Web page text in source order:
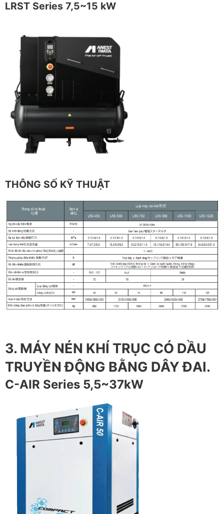
LRST Series 7,5~15 kW
THÔNG SỐ KỸ THUẬT
3. MÁY NÉN KHÍ TRỤC CÓ DẦU
TRUYỀN ĐỘNG BẰNG DÂY ĐAI.
C-AIR Series 5,5~37kW